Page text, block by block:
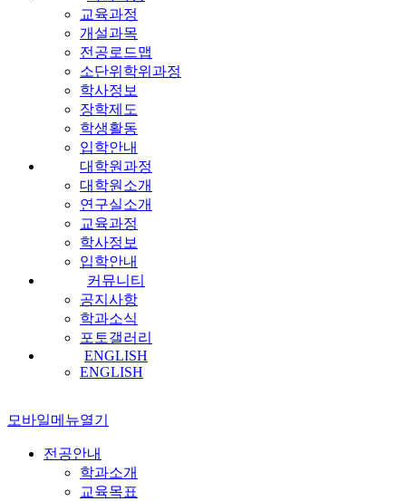
교육과정
개설과목
전공로드맵
소단위학위과정
학사정보
장학제도
학생활동
입학안내
대학원과정
대학원소개
연구실소개
교육과정
학사정보
입학안내
커뮤니티
공지사항
학과소식
포토갤러리
ENGLISH
ENGLISH
모바일메뉴열기
전공안내
학과소개
교육목표